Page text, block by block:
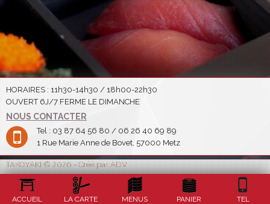
HORAIRES : 11h30-14h30 / 18h00-22h30
OUVERT 6J/7 FERME LE DIMANCHE
NOUS CONTACTER
Tel : 03 87 64 56 80 / 06 26 40 69 89
1 Rue Marie Anne de Bovet, 57000 Metz
TAKOYAKI © 2026 - Créé par ADV
ACCUEIL LA CARTE MENUS PANIER TEL